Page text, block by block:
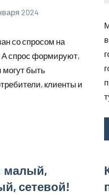
2024
со спросом на
спрос формируют,
могут быть
клиенты и
малый,
сетевой!